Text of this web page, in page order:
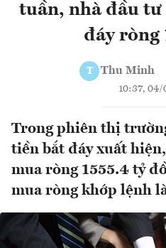
tuần, nhà đầu tư
đáy ròng
T Thu Minh
10:37, 04/
Trong phiên thị
tiền bắt đáy xuất
mua ròng 1555.4 tỷ
mua ròng khớp lệnh